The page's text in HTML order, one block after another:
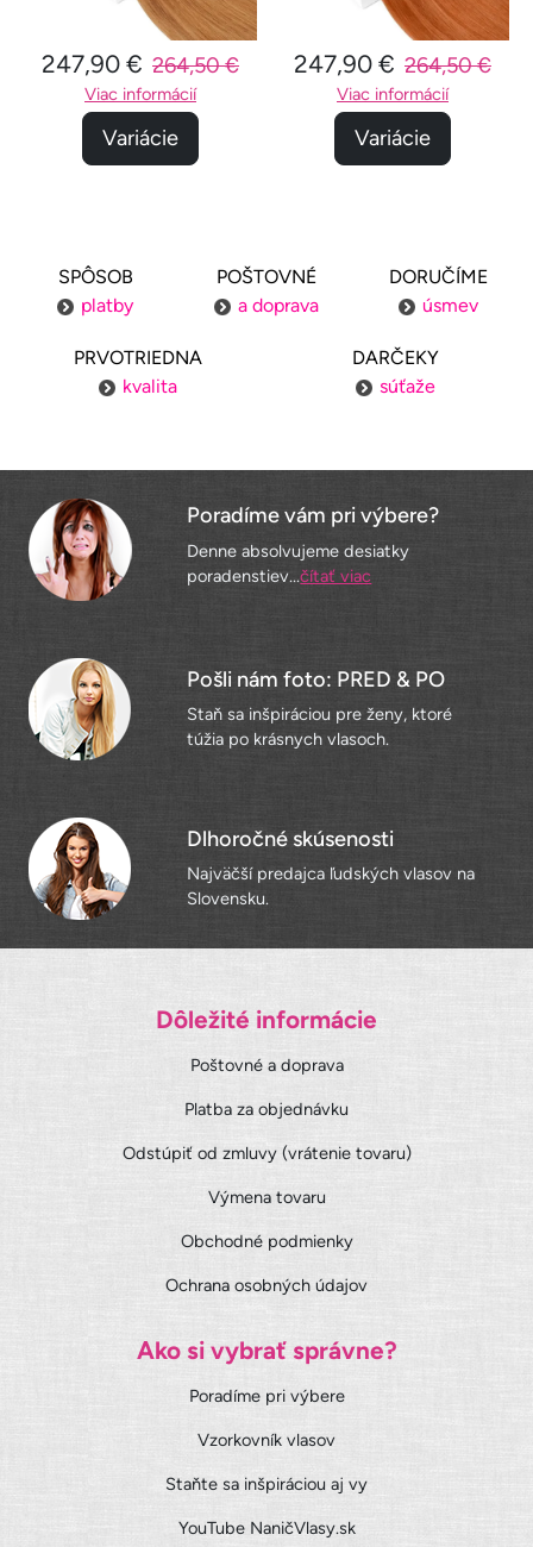
247,90 € 264,50 €
Viac informácií
Variácie
247,90 € 264,50 €
Viac informácií
Variácie
SPÔSOB
platby
POŠTOVNÉ
a doprava
DORUČÍME
úsmev
PRVOTRIEDNA
kvalita
DARČEKY
súťaže
Poradíme vám pri výbere?
Denne absolvujeme desiatky
poradenstiev...čítať viac
Pošli nám foto: PRED & PO
Staň sa inšpiráciou pre ženy, ktoré
túžia po krásnych vlasoch.
Dlhoročné skúsenosti
Najväčší predajca ľudských vlasov na
Slovensku.
Dôležité informácie
Poštovné a doprava
Platba za objednávku
Odstúpiť od zmluvy (vrátenie tovaru)
Výmena tovaru
Obchodné podmienky
Ochrana osobných údajov
Ako si vybrať správne?
Poradíme pri výbere
Vzorkovník vlasov
Staňte sa inšpiráciou aj vy
YouTube NaničVlasy.sk